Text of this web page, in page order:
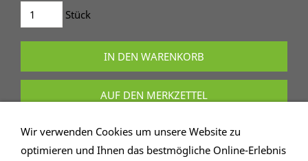
Stück
IN DEN WARENKORB
AUF DEN MERKZETTEL
Dieses Produkt weiterempfehlen
Wir verwenden Cookies um unsere Website zu
optimieren und Ihnen das bestmögliche Online-Erlebnis